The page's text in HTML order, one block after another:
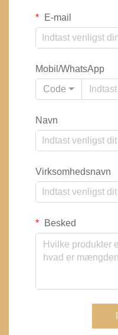
E-mail
Mobil/WhatsApp
Code
Navn
Virksomhedsnavn
Besked